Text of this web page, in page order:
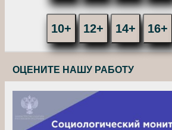
10+ 12+ 14+ 16+
ОЦЕНИТЕ НАШУ РАБОТУ